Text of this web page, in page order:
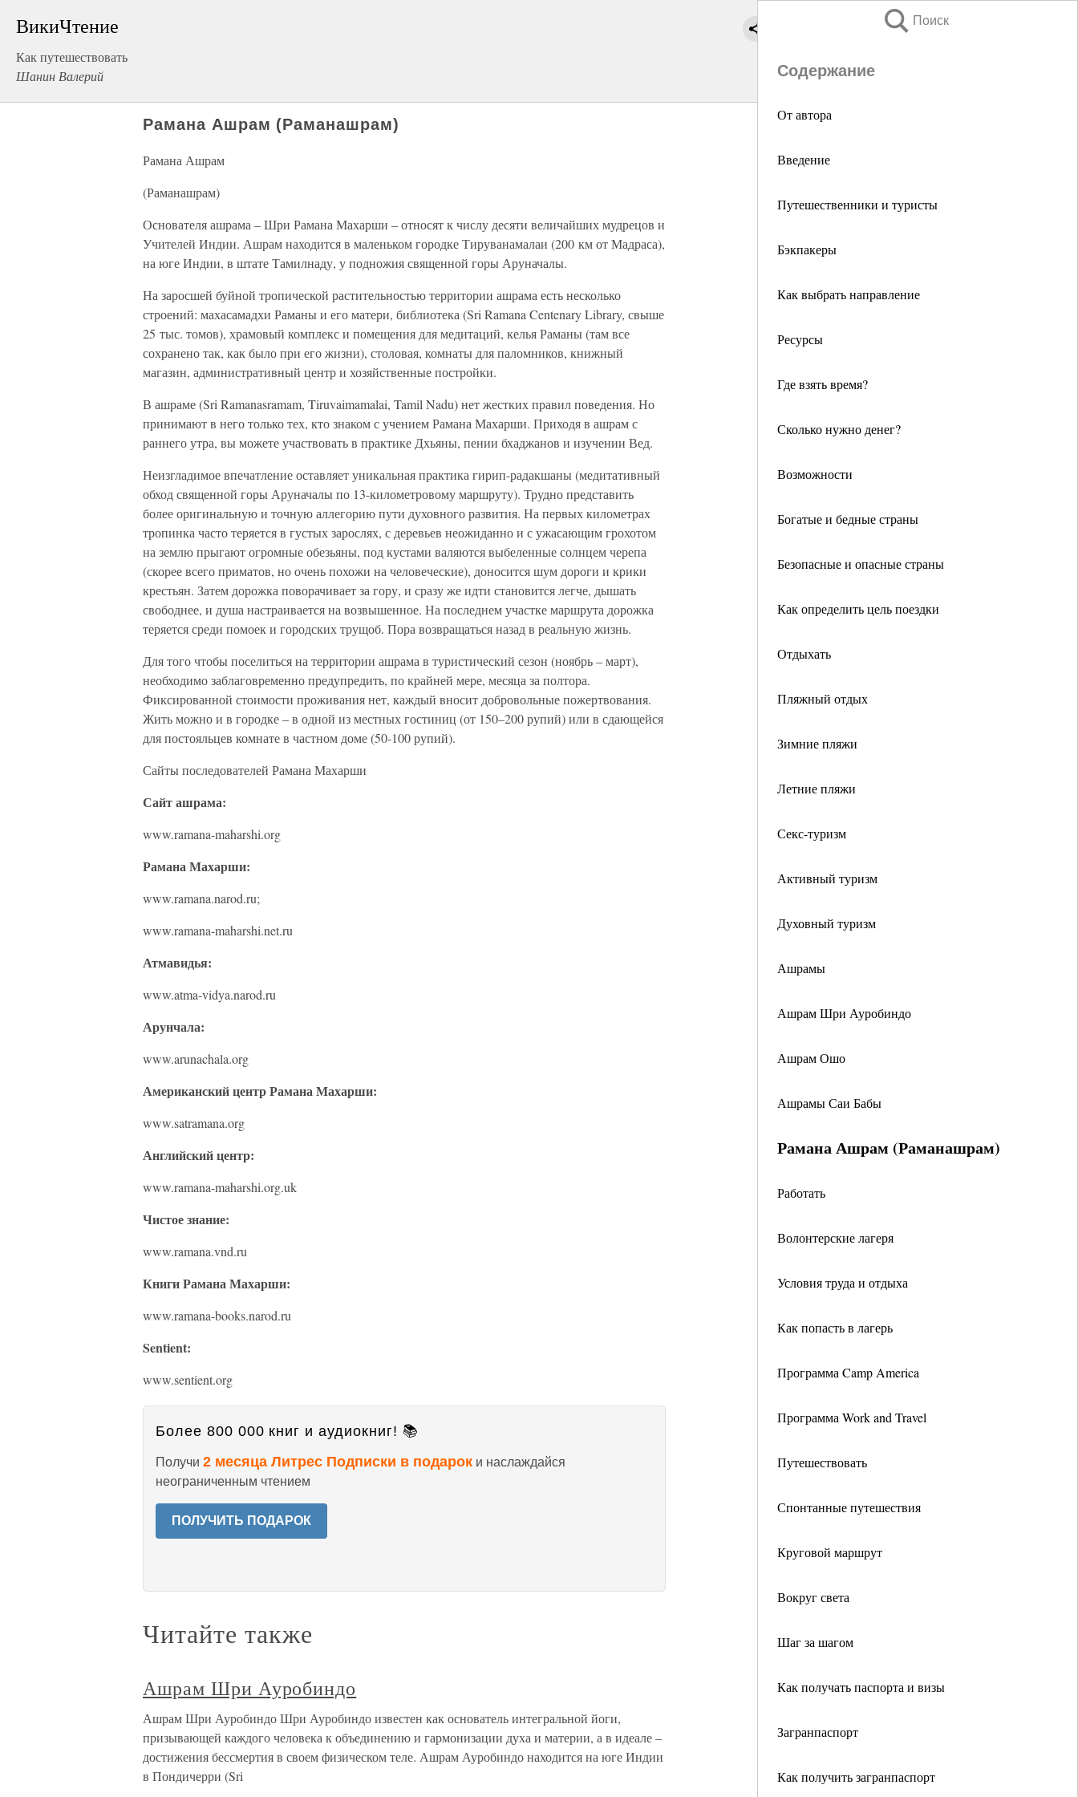
ВикиЧтение
Как путешествовать
Шанин Валерий
Поиск
Содержание
От автора
Введение
Путешественники и туристы
Бэкпакеры
Как выбрать направление
Ресурсы
Где взять время?
Сколько нужно денег?
Возможности
Богатые и бедные страны
Безопасные и опасные страны
Как определить цель поездки
Отдыхать
Пляжный отдых
Зимние пляжи
Летние пляжи
Секс-туризм
Активный туризм
Духовный туризм
Ашрамы
Ашрам Шри Ауробиндо
Ашрам Ошо
Ашрамы Саи Бабы
Рамана Ашрам (Раманашрам)
Работать
Волонтерские лагеря
Условия труда и отдыха
Как попасть в лагерь
Программа Camp America
Программа Work and Travel
Путешествовать
Спонтанные путешествия
Круговой маршрут
Вокруг света
Шаг за шагом
Как получать паспорта и визы
Загранпаспорт
Как получить загранпаспорт
Рамана Ашрам (Раманашрам)
Рамана Ашрам
(Раманашрам)
Основателя ашрама – Шри Рамана Махарши – относят к числу десяти величайших мудрецов и
Учителей Индии. Ашрам находится в маленьком городке Тируванамалаи (200 км от Мадраса),
на юге Индии, в штате Тамилнаду, у подножия священной горы Аруначалы.
На заросшей буйной тропической растительностью территории ашрама есть несколько
строений: махасамадхи Раманы и его матери, библиотека (Sri Ramana Centenary Library, свыше
25 тыс. томов), храмовый комплекс и помещения для медитаций, келья Раманы (там все
сохранено так, как было при его жизни), столовая, комнаты для паломников, книжный
магазин, административный центр и хозяйственные постройки.
В ашраме (Sri Ramanasramam, Tiruvaimamalai, Tamil Nadu) нет жестких правил поведения. Но
принимают в него только тех, кто знаком с учением Рамана Махарши. Приходя в ашрам с
раннего утра, вы можете участвовать в практике Дхьяны, пении бхаджанов и изучении Вед.
Неизгладимое впечатление оставляет уникальная практика гирип-радакшаны (медитативный
обход священной горы Аруначалы по 13-километровому маршруту). Трудно представить
более оригинальную и точную аллегорию пути духовного развития. На первых километрах
тропинка часто теряется в густых зарослях, с деревьев неожиданно и с ужасающим грохотом
на землю прыгают огромные обезьяны, под кустами валяются выбеленные солнцем черепа
(скорее всего приматов, но очень похожи на человеческие), доносится шум дороги и крики
крестьян. Затем дорожка поворачивает за гору, и сразу же идти становится легче, дышать
свободнее, и душа настраивается на возвышенное. На последнем участке маршрута дорожка
теряется среди помоек и городских трущоб. Пора возвращаться назад в реальную жизнь.
Для того чтобы поселиться на территории ашрама в туристический сезон (ноябрь – март),
необходимо заблаговременно предупредить, по крайней мере, месяца за полтора.
Фиксированной стоимости проживания нет, каждый вносит добровольные пожертвования.
Жить можно и в городке – в одной из местных гостиниц (от 150–200 рупий) или в сдающейся
для постояльцев комнате в частном доме (50-100 рупий).
Сайты последователей Рамана Махарши
Сайт ашрама:
www.ramana-maharshi.org
Рамана Махарши:
www.ramana.narod.ru;
www.ramana-maharshi.net.ru
Атмавидья:
www.atma-vidya.narod.ru
Арунчала:
www.arunachala.org
Американский центр Рамана Махарши:
www.satramana.org
Английский центр:
www.ramana-maharshi.org.uk
Чистое знание:
www.ramana.vnd.ru
Книги Рамана Махарши:
www.ramana-books.narod.ru
Sentient:
www.sentient.org
Более 800 000 книг и аудиокниг! 📚
Получи 2 месяца Литрес Подписки в подарок и наслаждайся
неограниченным чтением
ПОЛУЧИТЬ ПОДАРОК
Читайте также
Ашрам Шри Ауробиндо
Ашрам Шри Ауробиндо Шри Ауробиндо известен как основатель интегральной йоги,
призывающей каждого человека к объединению и гармонизации духа и материи, а в идеале –
достижения бессмертия в своем физическом теле. Ашрам Ауробиндо находится на юге Индии
в Пондичерри (Sri